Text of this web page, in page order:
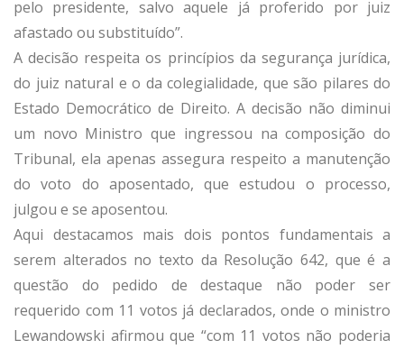
pelo presidente, salvo aquele já proferido por juiz
afastado ou substituído”.
A decisão respeita os princípios da segurança jurídica,
do juiz natural e o da colegialidade, que são pilares do
Estado Democrático de Direito. A decisão não diminui
um novo Ministro que ingressou na composição do
Tribunal, ela apenas assegura respeito a manutenção
do voto do aposentado, que estudou o processo,
julgou e se aposentou.
Aqui destacamos mais dois pontos fundamentais a
serem alterados no texto da Resolução 642, que é a
questão do pedido de destaque não poder ser
requerido com 11 votos já declarados, onde o ministro
Lewandowski afirmou que “com 11 votos não poderia